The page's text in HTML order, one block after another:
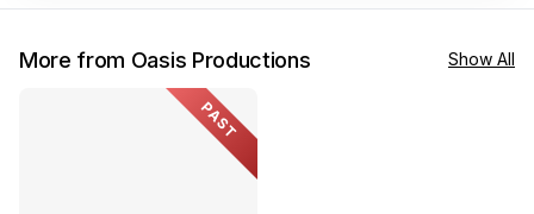
More from Oasis Productions Show All
PAST